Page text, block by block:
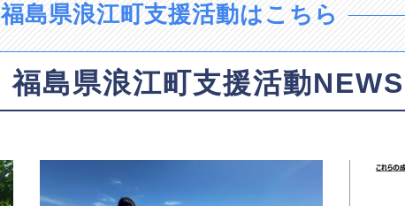
福島県浪江町支援活動はこちら
福島県浪江町支援活動NEWS